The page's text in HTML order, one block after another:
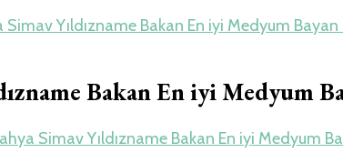
Simav Yıldızname Bakan En iyi Medyum Bayan
Bakan En iyi Medyum
Simav Yıldızname Bakan En iyi Medyum